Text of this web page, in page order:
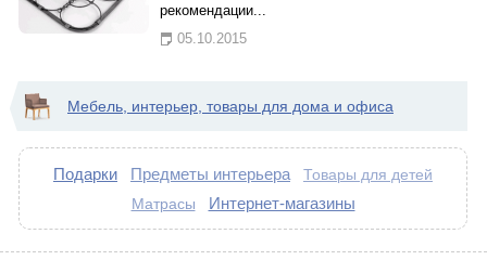
рекомендации...
05.10.2015
Мебель, интерьер, товары для дома и офиса
Подарки Предметы интерьера Товары для детей
Матрасы Интернет-магазины